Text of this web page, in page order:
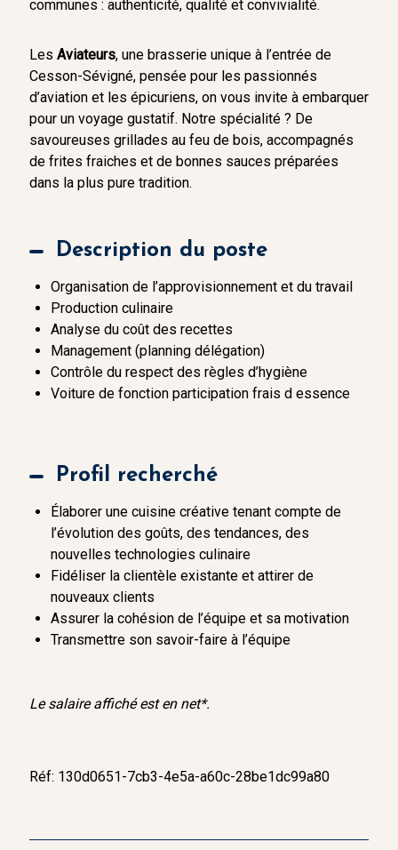
communes : authenticité, qualité et convivialité.
Les Aviateurs, une brasserie unique à l’entrée de
Cesson-Sévigné, pensée pour les passionnés
d’aviation et les épicuriens, on vous invite à embarquer
pour un voyage gustatif. Notre spécialité ? De
savoureuses grillades au feu de bois, accompagnés
de frites fraiches et de bonnes sauces préparées
dans la plus pure tradition.
Description du poste
Organisation de l’approvisionnement et du travail
Production culinaire
Analyse du coût des recettes
Management (planning délégation)
Contrôle du respect des règles d’hygiène
Voiture de fonction participation frais d essence
Profil recherché
Élaborer une cuisine créative tenant compte de
l’évolution des goûts, des tendances, des
nouvelles technologies culinaire
Fidéliser la clientèle existante et attirer de
nouveaux clients
Assurer la cohésion de l’équipe et sa motivation
Transmettre son savoir-faire à l’équipe
Le salaire affiché est en net*.
Réf: 130d0651-7cb3-4e5a-a60c-28be1dc99a80